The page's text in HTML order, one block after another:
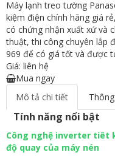
Máy lạnh treo tường
kiệm điện chính hãng giá
có chứng nhận xuất xứ và
thuật, thi công chuyên lắp
969 để có giá tốt và được
Giá: liên hệ
Mua ngay
Mô tả chi tiết
Tính năng nổi bật
Công nghệ inverter tiêt
độ quay của máy nén